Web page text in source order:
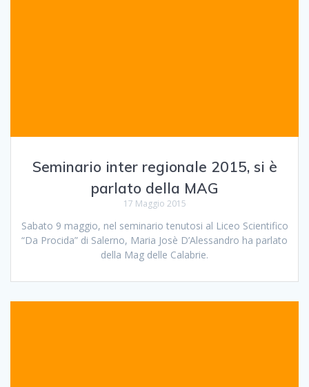
Seminario inter regionale 2015, si è
parlato della MAG
17 Maggio 2015
Sabato 9 maggio, nel seminario tenutosi al Liceo Scientifico
“Da Procida” di Salerno, Maria Josè D’Alessandro ha parlato
della Mag delle Calabrie.